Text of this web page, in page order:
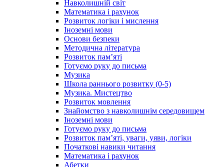
Навколишній світ
Математика і рахунок
Розвиток логіки і мислення
Іноземні мови
Основи безпеки
Методична література
Розвиток пам’яті
Готуємо руку до письма
Музика
Школа раннього розвитку (0-5)
Музика. Мистецтво
Розвиток мовлення
Знайомство з навколишнім середовищем
Іноземні мови
Готуємо руку до письма
Розвиток пам’яті, уваги, уяви, логіки
Початкові навики читання
Математика і рахунок
Абетки